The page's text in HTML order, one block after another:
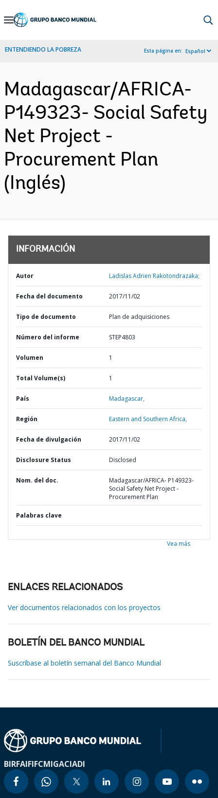
Skip
Navigation
ENTENDIENDO LA POBREZA Esta página en: Español
Madagascar/AFRICA-
P149323- Social Safety
Net Project -
Procurement Plan
(Inglés)
INFORMACIÓN
Autor Ladislas Adrien Rakotondrazaka;
Fecha del documento 2017/11/02
Tipo de documento Plan de adquisiciones
Número del informe STEP4803
Volumen 1
Total Volume(s) 1
País Madagascar,
Región Eastern and Southern Africa,
Fecha de divulgación 2017/11/02
Disclosure Status Disclosed
Nom. del doc.
Madagascar/AFRICA- P149323-
Social Safety Net Project -
Procurement Plan
Palabras clave
Vea más
ENLACES RELACIONADOS
Ver documentos relacionados con los proyectos
BOLETÍN DEL BANCO MUNDIAL
Suscríbase al boletín semanal del Banco Mundial
BIRFAIFIFCMIGACIADI